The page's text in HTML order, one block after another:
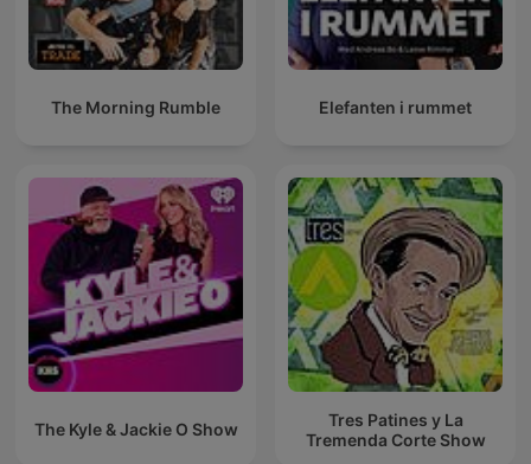
The Morning Rumble Elefanten i rummet
The Kyle & Jackie O Show
Tres Patines y La
Tremenda Corte Show